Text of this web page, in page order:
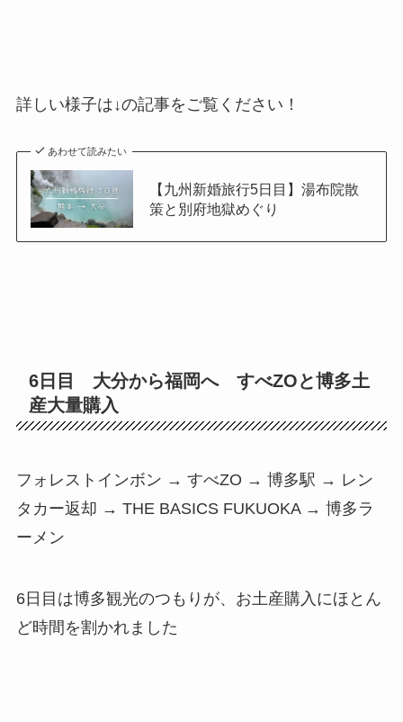
詳しい様子は↓の記事をご覧ください！
あわせて読みたい
【九州新婚旅行5日目】湯布院散
策と別府地獄めぐり
6日目 大分から福岡へ すべZOと博多土
産大量購入
フォレストインボン → すべZO → 博多駅 → レン
タカー返却 → THE BASICS FUKUOKA → 博多ラ
ーメン
6日目は博多観光のつもりが、お土産購入にほとん
ど時間を割かれました